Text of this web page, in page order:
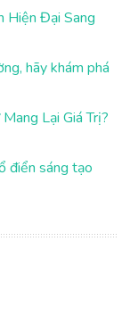
Hiện Đại Sang
hãy khám phá
Lại Giá Trị?
điển sáng tạo